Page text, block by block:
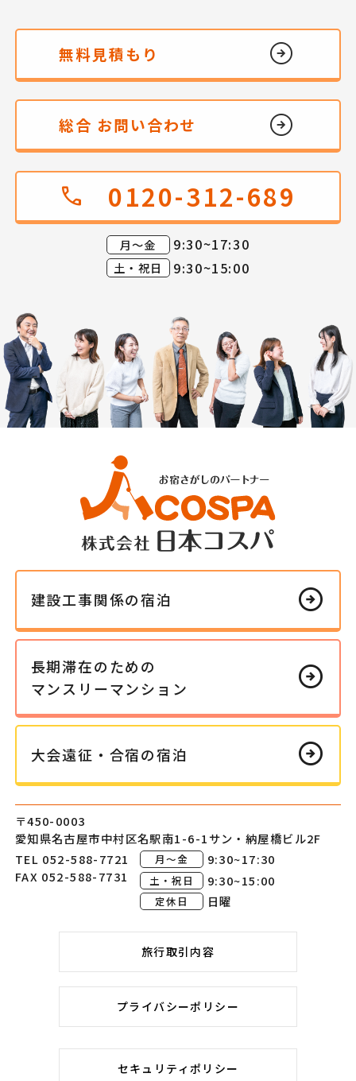
無料見積もり
総合 お問い合わせ
call 0120-312-689
月～金 9:30~17:30
土・祝日 9:30~15:00
建設工事関係の宿泊 arrow_circle_right
長期滞在の ための
マンスリーマンション arrow_circle_right
大会遠征・ 合宿の宿泊 arrow_circle_right
〒450-0003
愛知県名古屋市中村区名駅南1-6-1サン・納屋橋ビル2F
TEL 052-588-7721
FAX 052-588-7731
月～金 9:30~17:30
土・祝日 9:30~15:00
定休日 日曜
旅行取引内容
プライバシーポリシー
セキュリティポリシー